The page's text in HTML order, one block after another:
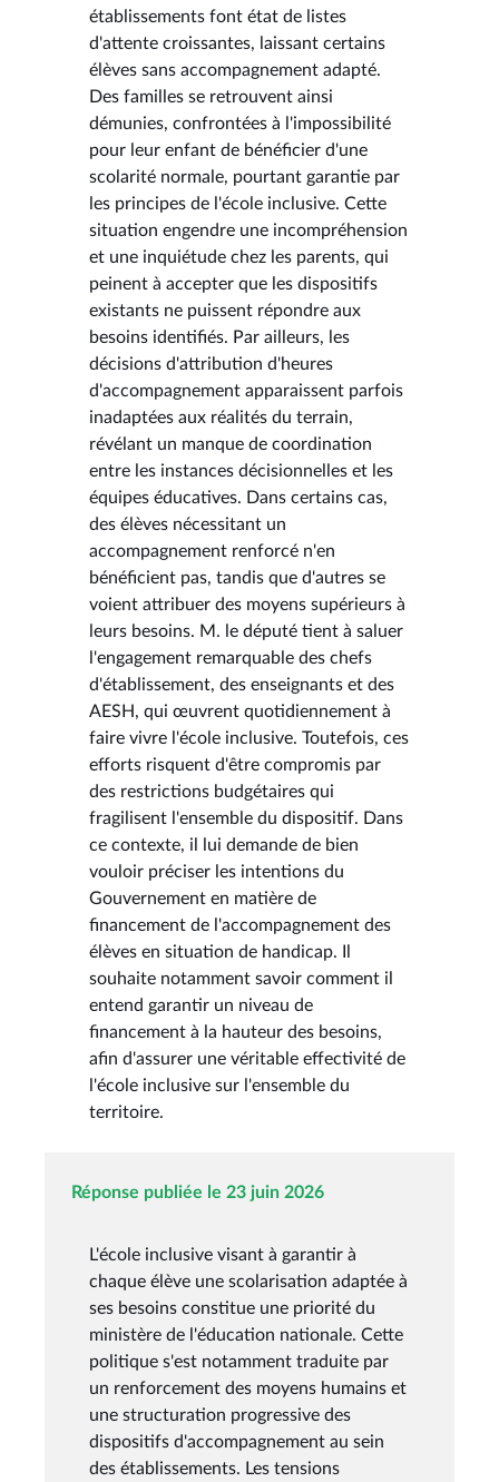
établissements font état de listes
d'attente croissantes, laissant certains
élèves sans accompagnement adapté.
Des familles se retrouvent ainsi
démunies, confrontées à l'impossibilité
pour leur enfant de bénéficier d'une
scolarité normale, pourtant garantie par
les principes de l'école inclusive. Cette
situation engendre une incompréhension
et une inquiétude chez les parents, qui
peinent à accepter que les dispositifs
existants ne puissent répondre aux
besoins identifiés. Par ailleurs, les
décisions d'attribution d'heures
d'accompagnement apparaissent parfois
inadaptées aux réalités du terrain,
révélant un manque de coordination
entre les instances décisionnelles et les
équipes éducatives. Dans certains cas,
des élèves nécessitant un
accompagnement renforcé n'en
bénéficient pas, tandis que d'autres se
voient attribuer des moyens supérieurs à
leurs besoins. M. le député tient à saluer
l'engagement remarquable des chefs
d'établissement, des enseignants et des
AESH, qui œuvrent quotidiennement à
faire vivre l'école inclusive. Toutefois, ces
efforts risquent d'être compromis par
des restrictions budgétaires qui
fragilisent l'ensemble du dispositif. Dans
ce contexte, il lui demande de bien
vouloir préciser les intentions du
Gouvernement en matière de
financement de l'accompagnement des
élèves en situation de handicap. Il
souhaite notamment savoir comment il
entend garantir un niveau de
financement à la hauteur des besoins,
afin d'assurer une véritable effectivité de
l'école inclusive sur l'ensemble du
territoire.
Réponse publiée le 23 juin 2026
L'école inclusive visant à garantir à
chaque élève une scolarisation adaptée à
ses besoins constitue une priorité du
ministère de l'éducation nationale. Cette
politique s'est notamment traduite par
un renforcement des moyens humains et
une structuration progressive des
dispositifs d'accompagnement au sein
des établissements. Les tensions